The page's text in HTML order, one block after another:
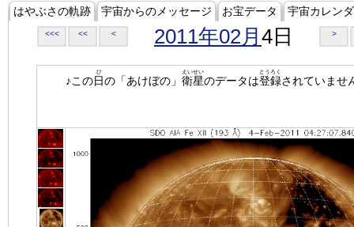
はやぶさの軌跡 宇宙からのメッセージ お宝データ 宇宙カレン
<<< << < 2011年02月 4日 >
♪この日
ひ
の「あけぼの」 衛星
えいせい
のデータは登録
とうろく
されていませ